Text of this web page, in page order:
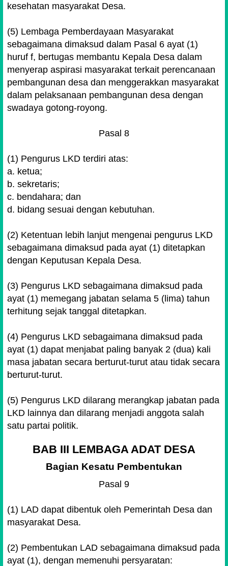
kesehatan masyarakat Desa.
(5) Lembaga Pemberdayaan Masyarakat
sebagaimana dimaksud dalam Pasal 6 ayat (1)
huruf f, bertugas membantu Kepala Desa dalam
menyerap aspirasi masyarakat terkait perencanaan
pembangunan desa dan menggerakkan masyarakat
dalam pelaksanaan pembangunan desa dengan
swadaya gotong-royong.
Pasal 8
(1) Pengurus LKD terdiri atas:
a. ketua;
b. sekretaris;
c. bendahara; dan
d. bidang sesuai dengan kebutuhan.
(2) Ketentuan lebih lanjut mengenai pengurus LKD
sebagaimana dimaksud pada ayat (1) ditetapkan
dengan Keputusan Kepala Desa.
(3) Pengurus LKD sebagaimana dimaksud pada
ayat (1) memegang jabatan selama 5 (lima) tahun
terhitung sejak tanggal ditetapkan.
(4) Pengurus LKD sebagaimana dimaksud pada
ayat (1) dapat menjabat paling banyak 2 (dua) kali
masa jabatan secara berturut-turut atau tidak secara
berturut-turut.
(5) Pengurus LKD dilarang merangkap jabatan pada
LKD lainnya dan dilarang menjadi anggota salah
satu partai politik.
BAB III LEMBAGA ADAT DESA
Bagian Kesatu Pembentukan
Pasal 9
(1) LAD dapat dibentuk oleh Pemerintah Desa dan
masyarakat Desa.
(2) Pembentukan LAD sebagaimana dimaksud pada
ayat (1), dengan memenuhi persyaratan: